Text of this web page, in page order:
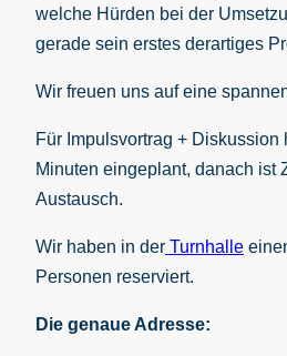
welche Hürden bei der
gerade sein erstes derartiges
Wir freuen uns auf eine
Für Impulsvortrag + Diskussion
Minuten eingeplant, danach ist
Austausch.
Wir haben in der Turnhalle
Personen reserviert.
Die genaue Adresse: